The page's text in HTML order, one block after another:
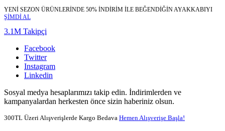
YENİ SEZON ÜRÜNLERİNDE 50% İNDİRİM İLE BEĞENDİĞİN AYAKKABIYI
ŞİMDİ AL
3.1M Takipçi
Facebook
Twitter
Instagram
Linkedin
Sosyal medya hesaplarımızı takip edin. İndirimlerden ve
kampanyalardan herkesten önce sizin haberiniz olsun.
300TL Üzeri Alışverişlerde Kargo Bedava Hemen Alışverişe Başla!